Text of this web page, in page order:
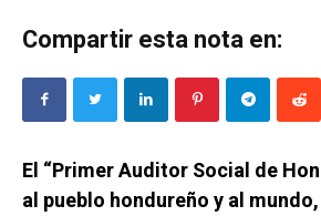
Compartir esta nota en:
El “Primer Auditor Social de
al pueblo hondureño y al